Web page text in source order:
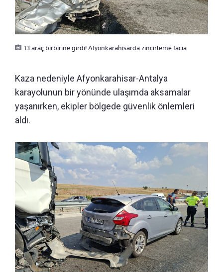
13 araç birbirine girdi! Afyonkarahisarda zincirleme facia
Kaza nedeniyle Afyonkarahisar-Antalya
karayolunun bir yönünde ulaşımda aksamalar
yaşanırken, ekipler bölgede güvenlik önlemleri
aldı.